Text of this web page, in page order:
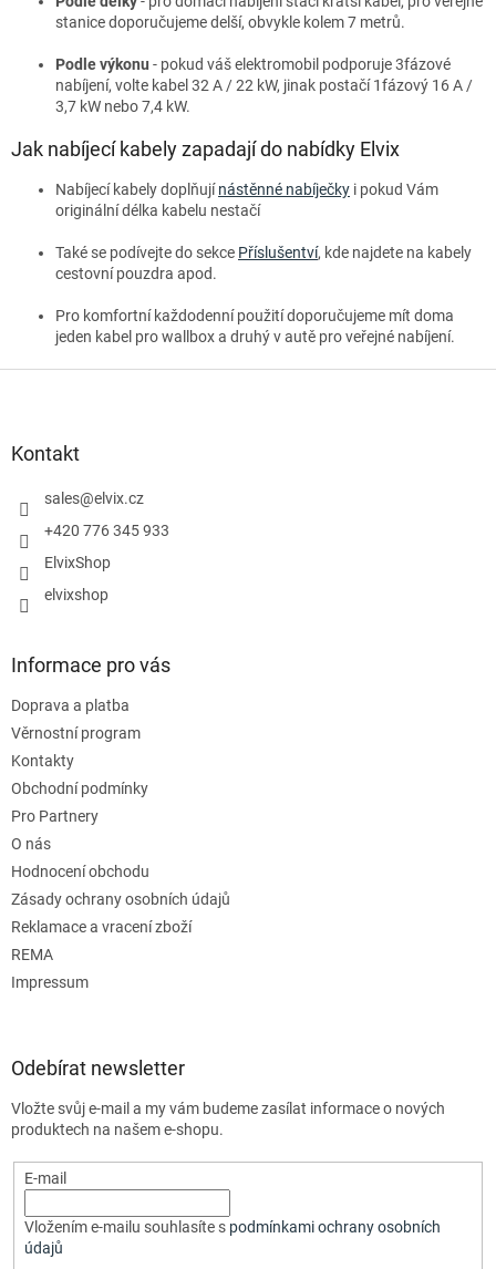
stanice doporučujeme delší, obvykle kolem 7 metrů.
Podle výkonu - pokud váš elektromobil podporuje 3fázové
nabíjení, volte kabel 32 A / 22 kW, jinak postačí 1fázový 16 A /
3,7 kW nebo 7,4 kW.
Jak nabíjecí kabely zapadají do nabídky Elvix
Nabíjecí kabely doplňujínástěnné nabíječky i pokud Vám
originální délka kabelu nestačí
Také se podívejte do sekce Příslušentví, kde najdete na kabely
cestovní pouzdra apod.
Pro komfortní každodenní použití doporučujeme mít doma
jeden kabel pro wallbox a druhý v autě pro veřejné nabíjení.
Kontakt
sales@elvix.cz
+420 776 345 933
ElvixShop
elvixshop
Informace pro vás
Doprava a platba
Věrnostní program
Kontakty
Obchodní podmínky
Pro Partnery
O nás
Hodnocení obchodu
Zásady ochrany osobních údajů
Reklamace a vracení zboží
REMA
Impressum
Odebírat newsletter
Vložte svůj e-mail a my vám budeme zasílat informace o nových
produktech na našem e-shopu.
E-mail
Vložením e-mailu souhlasíte s podmínkami ochrany osobních
údajů